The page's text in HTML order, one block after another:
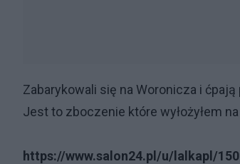
Zabarykowali się na Woronicza i
Jest to zboczenie które wyłożyłem
https://www.salon24.pl/u/lalkapl/